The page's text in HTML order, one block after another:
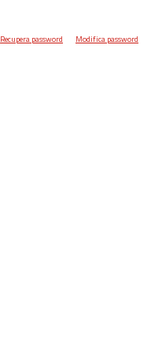
Recupera password Modifica password